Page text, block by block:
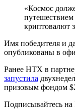
«Космос
криптовалют
Имя победителя и
опубликованы в
Ранее HTX в
запустила
призовым фондом
Подписывайтесь на